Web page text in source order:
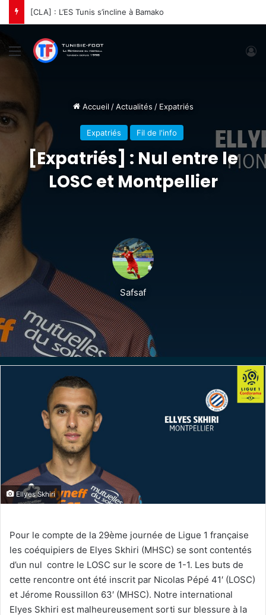
[CLA] : L’ES Tunis s’incline à Bamako
Menu
Accueil / Actualités / Expatriés
Expatriés Fil de l'info
[Expatriés] : Nul entre le
LOSC et Montpellier
Safsaf
Ellyes Skhiri
Pour le compte de la 29ème journée de Ligue 1 française
les coéquipiers de Elyes Skhiri (MHSC) se sont contentés
d’un nul contre le LOSC sur le score de 1-1. Les buts de
cette rencontre ont été inscrit par Nicolas Pépé 41′ (LOSC)
et Jérome Roussillon 63′ (MHSC). Notre international
Elyes Skhiri est malheureusement sorti sur blessure à la